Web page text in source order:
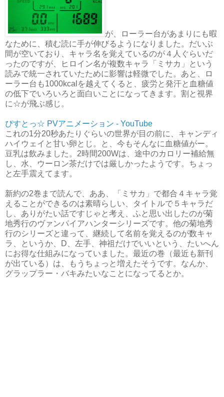
が、ローラー台があまりにも暇
なために、積む読に手が伸びるようになりました。だいぶ
間が空いており、キャラ名を覚えているのが４人ぐらいだ
ったのですが、ヒロイン名が複数キャラ「ミサカ」という
読みで統一されていたために影響は軽微でした。あと、ロ
ーラー台も1000kcalを越えてくると、疲労と発汗と血糖値
の低下でいろいろと面白いことになってきます。割と視界
に☆が飛ぶ感じ。
ぴすとっ☆ PVアニメーション - YouTube
これの1分20秒あたりぐらいの世界が目の前に、キャンディ
ハイウェイと甘い卵とじ。と、今もそんなに血糖値がー。
豆乳は飲みました。2時間200Wは、途中のカロリー補給無
し、水、ウーロン茶だけでは厳しかったようです。ちょっ
と左手震えてます。
新約の2巻まで読んで、ああ、「ミサカ」で都合４キャラ覚
えることができるのは素晴らしい、タイトルで５キャラだ
し、ありがたい話ですじゃと考え、ふと思い出したのが菊
地秀行のヴァンパイアハンターシリーズです。他の菊地秀
行のシリーズと違って、継続して名前を覚えるのが数キャ
ラ、というか、D、左手、神祖だけでいいという、たいへん
にお得な仕組みになっていました。最近の巻（最近も新刊
が出ている）は、もうちょっと増えたそうです。なんか、
グラップラー・バキみたいなことになってるとか。